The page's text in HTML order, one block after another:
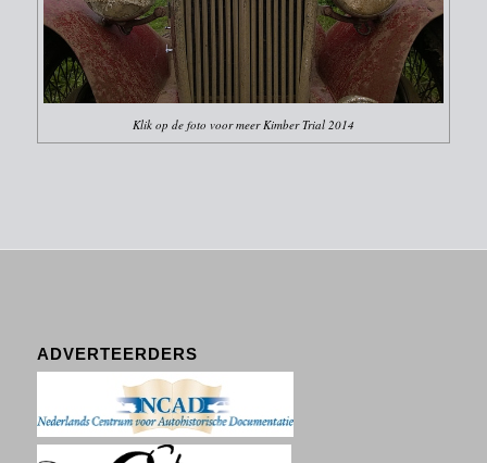
Klik op de foto voor meer Kimber Trial 2014
ADVERTEERDERS